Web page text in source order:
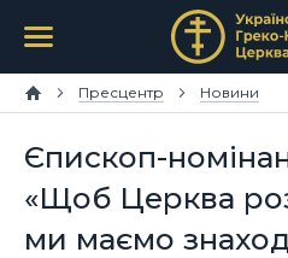
Пресцентр Новини
Єпископ-
«Щоб Церква
ми маємо